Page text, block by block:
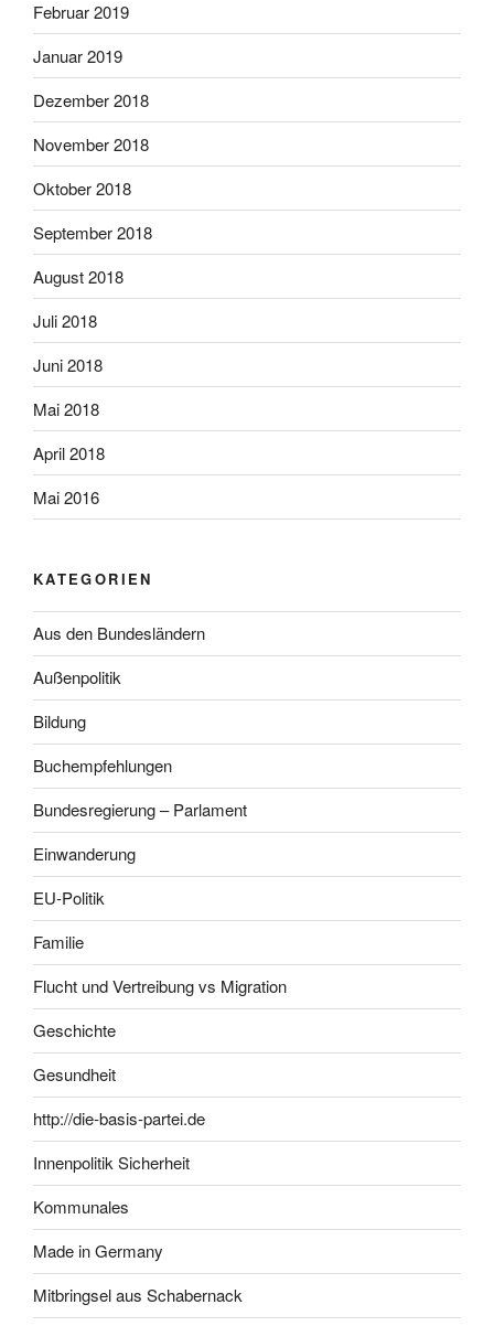
Februar 2019
Januar 2019
Dezember 2018
November 2018
Oktober 2018
September 2018
August 2018
Juli 2018
Juni 2018
Mai 2018
April 2018
Mai 2016
KATEGORIEN
Aus den Bundesländern
Außenpolitik
Bildung
Buchempfehlungen
Bundesregierung – Parlament
Einwanderung
EU-Politik
Familie
Flucht und Vertreibung vs Migration
Geschichte
Gesundheit
http://die-basis-partei.de
Innenpolitik Sicherheit
Kommunales
Made in Germany
Mitbringsel aus Schabernack